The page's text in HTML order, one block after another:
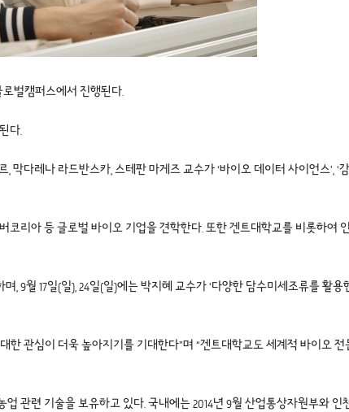
로벌캠퍼스에서 진행된다.
다.
다레나 라드반스카, 스테판 마게즈 교수가 ‘바이오 데이터 사이언스’, ‘
리아 등 글로벌 바이오 기업을 견학한다. 또한 겐트대학교를 비롯하여
9월 17일(일), 24일(일)에는 박지혜 교수가 ‘다양한 담수미세조류를 활용
관심이 더욱 높아지기를 기대한다”며 “겐트대학교도 세계적 바이오
관련 기술을 보유하고 있다. 국내에는 2014년 9월 산업통상자원부와 인